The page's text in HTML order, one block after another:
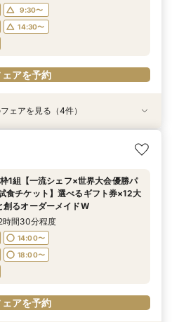
アを予約
アを予約
アを予約
アを予約
9:30〜
14:30〜
ェアを予約
定BIG＜初見学の方◆ 最大130万特典
時間30分程度
9:30〜
14:30〜
アを予約
トと一緒に楽しむ結婚式♪】1組貸切
9:30〜
14:30〜
アを予約
討の方】会場＆見積＆準備サポート
9:30〜
14:30〜
アを予約
ック】後日使えるレストランチケッ
9:30〜
14:30〜
アを予約
ェアを見る（4件）
1組【一流シェフ×世界大会優勝パ
食チケット】選べるギフト券×12大
創るオーダーメイドW
時間30分程度
14:00〜
18:00〜
ェアを予約